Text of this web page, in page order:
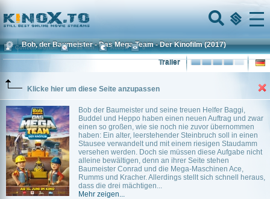
Home
Menu
Bob, der Baumeister - Das Mega Team - Der Kinofilm (2017)
Trailer
Klicke hier um diese Seite anzupassen
Bob der Baumeister und seine treuen Helfer Baggi,
Buddel und Heppo haben einen neuen Auftrag und zwar
einen so großen, wie sie noch nie zuvor übernommen
haben: Ein alter, leerstehender Steinbruch soll in einen
Stausee verwandelt und mit einem riesigen Staudamm
versehen werden. Doch sie müssen diese Aufgabe nicht
alleine bewältigen, denn an ihrer Seite stehen
Baumeister Conrad und die Mega-Maschinen Ace,
Rumms und Kracher. Allerdings stellt sich schnell heraus,
dass die drei mächtigen...
Mehr zeigen...
Colleen Morton ~ 63 min. Action 0